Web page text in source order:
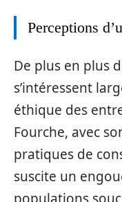
Perceptions
De plus en plus
s’intéressent
éthique des
Fourche, avec
pratiques de
suscite un